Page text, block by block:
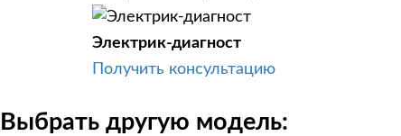
Электрик-диагност
Получить консультацию
Выбрать другую модель: